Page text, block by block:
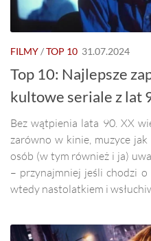
FILMY/TOP 10 31.07.2024
Top 10: Najlepsze
kultowe seriale z lat
Bez wątpienia lata 90. XX
zarówno w kinie, muzyce
osób (w tym również i ja)
– przynajmniej jeśli chodzi
wtedy nastolatkiem i